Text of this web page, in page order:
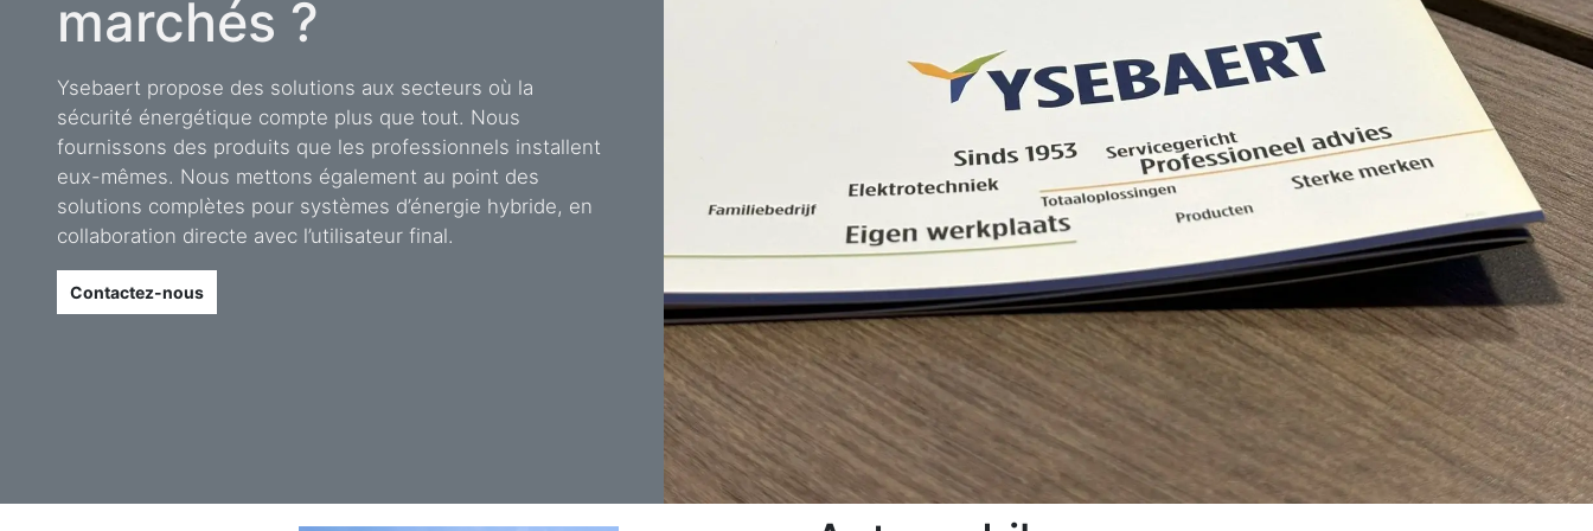
marchés ?
Ysebaert propose des solutions aux secteurs où la
sécurité énergétique compte plus que tout. Nous
fournissons des produits que les professionnels installent
eux-mêmes. Nous mettons également au point des
solutions complètes pour systèmes d’énergie hybride, en
collaboration directe avec l’utilisateur final.
Contactez-nous